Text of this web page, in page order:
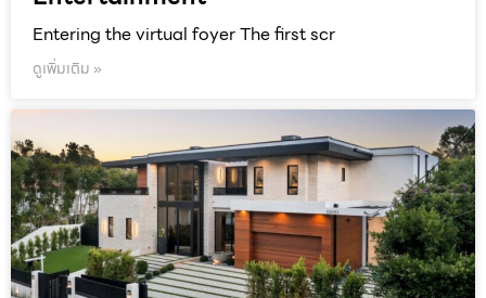
Entering the virtual foyer The first scr
ดูเพิ่มเติม »